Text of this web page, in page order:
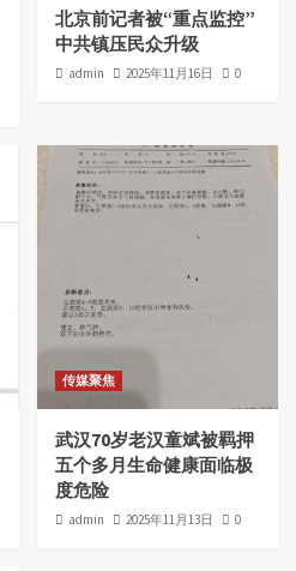
北京前记者被“重点监控”
中共镇压民众升级
admin 2025年11月16日 0
传媒聚焦
武汉70岁老汉童斌被羁押
五个多月生命健康面临极
度危险
admin 2025年11月13日 0